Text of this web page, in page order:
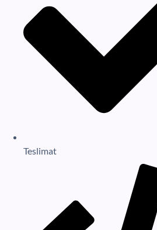
Teslimat